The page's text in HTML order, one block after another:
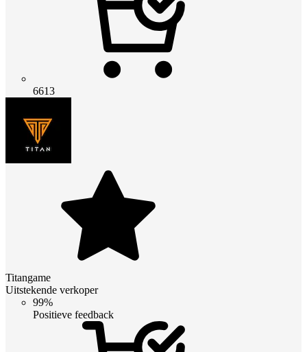
6613
Titangame
Uitstekende verkoper
99%
Positieve feedback